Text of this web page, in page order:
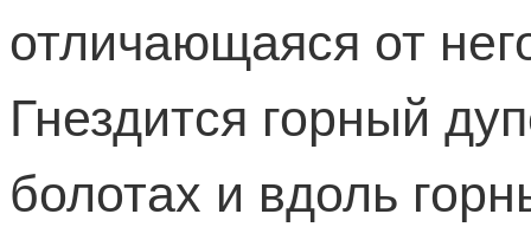
отличающаяся от
Гнездится горный
болотах и вдоль